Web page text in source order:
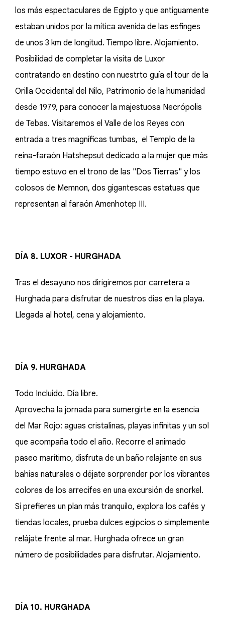
los más espectaculares de Egipto y que antiguamente
estaban unidos por la mítica avenida de las esfinges
de unos 3 km de longitud. Tiempo libre. Alojamiento.
Posibilidad de completar la visita de Luxor
contratando en destino con nuestrto guía el tour de la
Orilla Occidental del Nilo, Patrimonio de la humanidad
desde 1979, para conocer la majestuosa Necrópolis
de Tebas. Visitaremos el Valle de los Reyes con
entrada a tres magníficas tumbas, el Templo de la
reina-faraón Hatshepsut dedicado a la mujer que más
tiempo estuvo en el trono de las "Dos Tierras" y los
colosos de Memnon, dos gigantescas estatuas que
representan al faraón Amenhotep III.
DÍA 8. LUXOR - HURGHADA
Tras el desayuno nos dirigiremos por carretera a
Hurghada para disfrutar de nuestros días en la playa.
Llegada al hotel, cena y alojamiento.
DÍA 9. HURGHADA
Todo Incluido. Día libre.
Aprovecha la jornada para sumergirte en la esencia
del Mar Rojo: aguas cristalinas, playas infinitas y un sol
que acompaña todo el año. Recorre el animado
paseo marítimo, disfruta de un baño relajante en sus
bahías naturales o déjate sorprender por los vibrantes
colores de los arrecifes en una excursión de snorkel.
Si prefieres un plan más tranquilo, explora los cafés y
tiendas locales, prueba dulces egipcios o simplemente
relájate frente al mar. Hurghada ofrece un gran
número de posibilidades para disfrutar. Alojamiento.
DÍA 10. HURGHADA